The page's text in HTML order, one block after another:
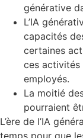
générative
L’IA
capacités
certaines
ces activités
employés.
La moitié
pourraient
L’ère de l’IA
temps pour que